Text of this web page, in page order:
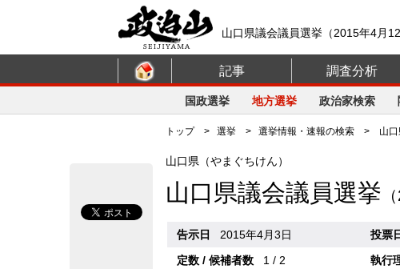
山口県議会議員選挙（2015年4月
記事 調査分析
国政選挙 地方選挙 政治家検索
トップ> 選挙 > 選挙情報・速報の検索 > 山
山口県（やまぐちけん）
山口県議会議員選挙
告示日 2015年4月3日 投票
定数 / 候補者数
1 / 2 執行